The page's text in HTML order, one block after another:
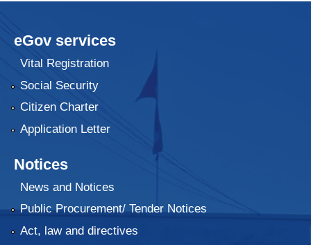
eGov services
Vital Registration
Social Security
Citizen Charter
Application Letter
Notices
News and Notices
Public Procurement/ Tender Notices
Act, law and directives